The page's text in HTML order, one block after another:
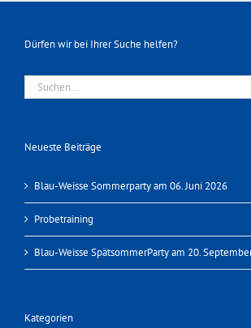
Dürfen wir bei Ihrer Suche helfen?
Suche
nach:
Neueste Beiträge
Blau-Weisse Sommerparty am 06. Juni 2026
Probetraining
Blau-Weisse SpätsommerParty am 20.
Kategorien